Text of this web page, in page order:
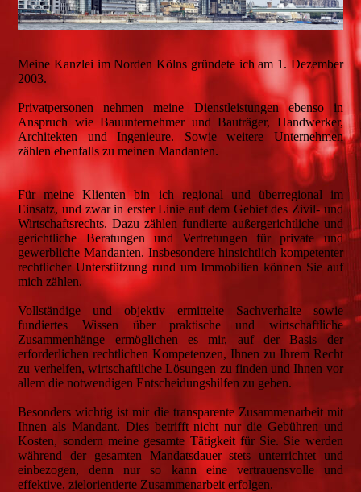
Meine Kanzlei im Norden Kölns gründete ich am 1. Dezember
2003.
Privatpersonen nehmen meine Dienstleistungen ebenso in
Anspruch wie Bauunternehmer und Bauträger, Handwerker,
Architekten und Ingenieure. Sowie weitere Unternehmen
zählen ebenfalls zu meinen Mandanten.
Für meine Klienten bin ich regional und überregional im
Einsatz, und zwar in erster Linie auf dem Gebiet des Zivil- und
Wirtschaftsrechts. Dazu zählen fundierte außergerichtliche und
gerichtliche Beratungen und Vertretungen für private und
gewerbliche Mandanten. Insbesondere hinsichtlich kompetenter
rechtlicher Unterstützung rund um Immobilien können Sie auf
mich zählen.
Vollständige und objektiv ermittelte Sachverhalte sowie
fundiertes Wissen über praktische und wirtschaftliche
Zusammenhänge ermöglichen es mir, auf der Basis der
erforderlichen rechtlichen Kompetenzen, Ihnen zu Ihrem Recht
zu verhelfen, wirtschaftliche Lösungen zu finden und Ihnen vor
allem die notwendigen Entscheidungshilfen zu geben.
Besonders wichtig ist mir die transparente Zusammenarbeit mit
Ihnen als Mandant. Dies betrifft nicht nur die Gebühren und
Kosten, sondern meine gesamte Tätigkeit für Sie. Sie werden
während der gesamten Mandatsdauer stets unterrichtet und
einbezogen, denn nur so kann eine vertrauensvolle und
effektive, zielorientierte Zusammenarbeit erfolgen.